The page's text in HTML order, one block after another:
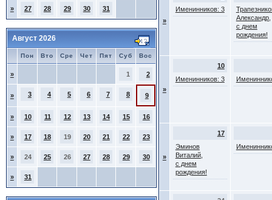
» 27 28 29 30 31
Август 2026
Пон Вто Сре Чет Пят Суб Вос
» 1 2
» 3 4 5 6 7 8 9
» 10 11 12 13 14 15 16
» 17 18 19 20 21 22 23
» 24 25 26 27 28 29 30
» 31
»
Именинников: 3
Александр,
с днем
рождения!
»
10
Именинников: 3
»
17
Эминов
Виталий,
с днем
рождения!